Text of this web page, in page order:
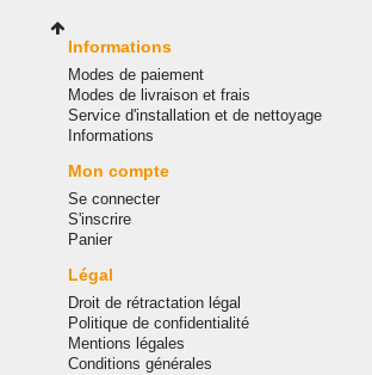
Informations
Modes de paiement
Modes de livraison et frais
Service d'installation et de nettoyage
Informations
Mon compte
Se connecter
S'inscrire
Panier
Légal
Droit de rétractation légal
Politique de confidentialité
Mentions légales
Conditions générales